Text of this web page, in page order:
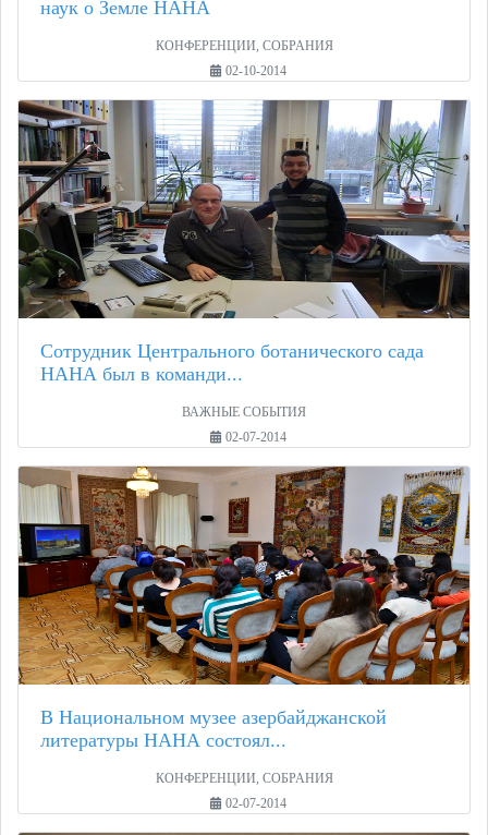
наук о Земле НАНА
КОНФЕРЕНЦИИ, СОБРАНИЯ
02-10-2014
Сотрудник Центрального ботанического сада
НАНА был в команди...
ВАЖНЫЕ СОБЫТИЯ
02-07-2014
В Национальном музее азербайджанской
литературы НАНА состоял...
КОНФЕРЕНЦИИ, СОБРАНИЯ
02-07-2014